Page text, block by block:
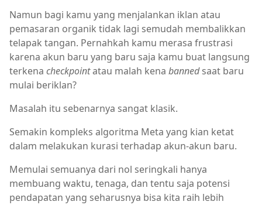
Namun bagi kamu yang menjalankan iklan atau
pemasaran organik tidak lagi semudah membalikkan
telapak tangan. Pernahkah kamu merasa frustrasi
karena akun baru yang baru saja kamu buat langsung
terkena checkpointatau malah kena bannedsaat baru
mulai beriklan?
Masalah itu sebenarnya sangat klasik.
Semakin kompleks algoritma Meta yang kian ketat
dalam melakukan kurasi terhadap akun-akun baru.
Memulai semuanya dari nol seringkali hanya
membuang waktu, tenaga, dan tentu saja potensi
pendapatan yang seharusnya bisa kita raih lebih